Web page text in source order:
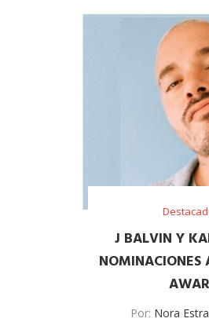
J BALVIN Y
NOMINACIONES
Por: Nora